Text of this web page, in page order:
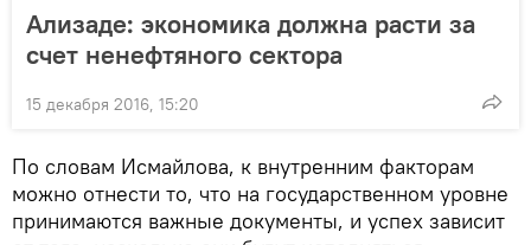
Ализаде: экономика должна расти за
счет ненефтяного сектора
15 декабря 2016, 15:20
По словам Исмайлова, к внутренним факторам
можно отнести то, что на государственном уровне
принимаются важные документы, и успех зависит